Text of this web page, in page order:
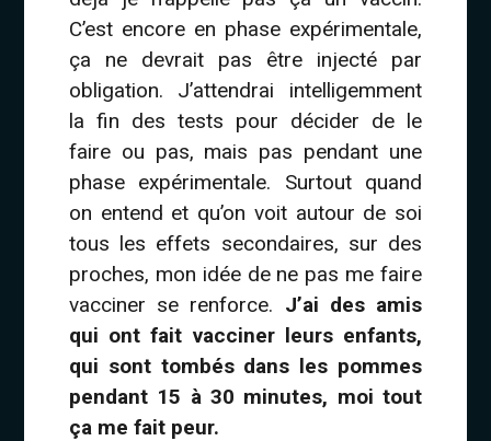
C’est encore en phase expérimentale,
ça ne devrait pas être injecté par
obligation. J’attendrai intelligemment
la fin des tests pour décider de le
faire ou pas, mais pas pendant une
phase expérimentale. Surtout quand
on entend et qu’on voit autour de soi
tous les effets secondaires, sur des
proches, mon idée de ne pas me faire
vacciner se renforce. J’ai des amis
qui ont fait vacciner leurs enfants,
qui sont tombés dans les pommes
pendant 15 à 30 minutes, moi tout
ça me fait peur.